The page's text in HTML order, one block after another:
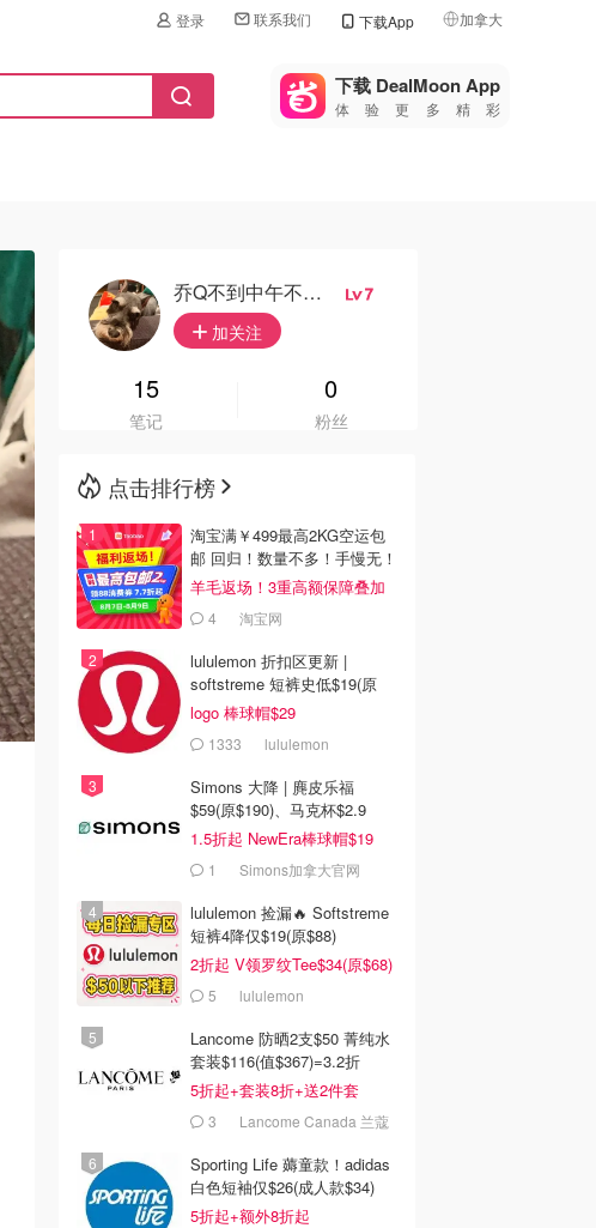
登录 联系我们 下载App 加拿大
🇺🇸
美国
🇨🇳中国
🇩🇪德国
🇮🇹
🇦🇺
下载 DealMoon App
体验更多精彩
乔Q不到中午不想起床 7
加关注
15
笔记
0
粉丝
点击排行榜
淘宝满￥499最高2KG空运包
邮 回归！数量不多！手慢无！
羊毛返场！3重高额保障叠加
4 淘宝网
lululemon 折扣区更新 |
softstreme 短裤史低$19(原
$88)
logo 棒球帽$29
1333 lululemon
Simons 大降 | 麂皮乐福
$59(原$190)、马克杯$2.9
1.5折起 NewEra棒球帽$19
1 Simons加拿大官网
lululemon 捡漏🔥 Softstreme
短裤4降仅$19(原$88)
2折起 V领罗纹Tee$34(原$68)
5 lululemon
Lancome 防晒2支$50 菁纯水
套装$116(值$367)=3.2折
5折起+套装8折+送2件套
3
Lancome Canada 兰蔻
Sporting Life 薅童款！adidas
白色短袖仅$26(成人款$34)
5折起+额外8折起